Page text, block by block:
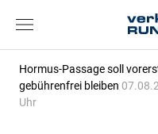
Hormus-Passage soll
gebührenfrei bleiben
Uhr